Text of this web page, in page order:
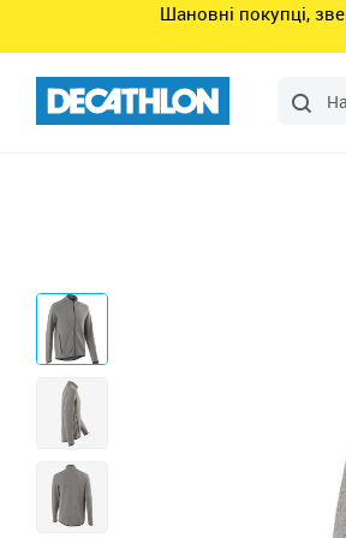
Шановні покупці,